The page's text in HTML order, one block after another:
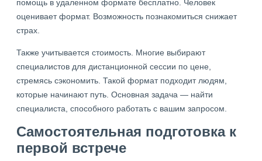
помощь в удаленном формате бесплатно. Человек
оценивает формат. Возможность познакомиться снижает
страх.
Также учитывается стоимость. Многие выбирают
специалистов для дистанционной сессии по цене,
стремясь сэкономить. Такой формат подходит людям,
которые начинают путь. Основная задача — найти
специалиста, способного работать с вашим запросом.
Самостоятельная подготовка к
первой встрече